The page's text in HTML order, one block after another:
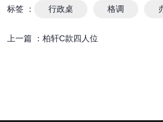
标签 ： 行政桌 格调
上一篇 ： 柏轩C款四人位